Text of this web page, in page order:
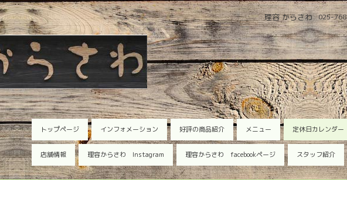
025-
理容 からさわ
トップページ インフォメーション 好評の商品紹介 メニュー 定休日カレンダー
店舗情報 理容からさわ Instagram 理容からさわ facebookページ スタッフ紹介